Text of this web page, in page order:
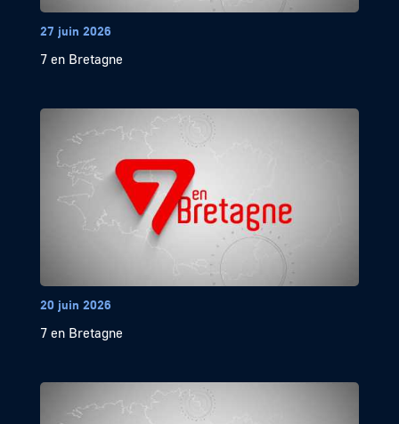
27 juin 2026
7 en Bretagne
20 juin 2026
7 en Bretagne